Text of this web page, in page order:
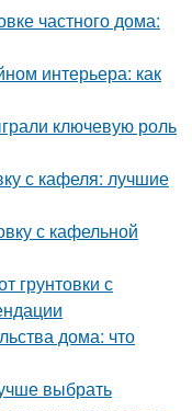
частного дома:
интерьера: как
ключевую роль
с кафеля: лучшие
с кафельной
грунтовки с
дома: что
выбрать